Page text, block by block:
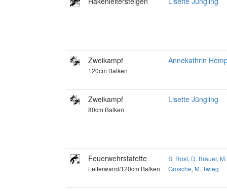
Zweikampf
120cm Balken
Annekathrin
Zweikampf
80cm Balken
Lisette Jüngling
Feuerwehrstafette
Leiterwand/120cm Balken
S. Rost, D. Bräuer, M.
Grosche, M. Twieg